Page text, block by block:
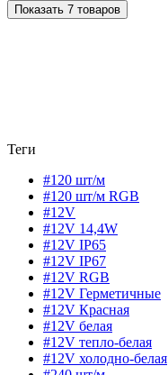
Показать 7 товаров
Теги
#120 шт/м
#120 шт/м RGB
#12V
#12V 14,4W
#12V IP65
#12V IP67
#12V RGB
#12V Герметичные
#12V Красная
#12V белая
#12V тепло-белая
#12V холодно-белая